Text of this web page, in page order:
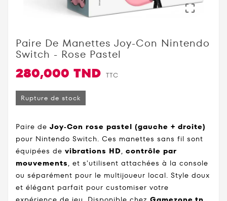

Paire De Manettes Joy-Con Nintendo
Switch - Rose Pastel
280,000 TND TTC
Rupture de stock
Paire de Joy‑Con rose pastel (gauche + droite)
pour Nintendo Switch. Ces manettes sans fil sont
équipées de vibrations HD, contrôle par
mouvements, et s'utilisent attachées à la console
ou séparément pour le multijoueur local. Style doux
et élégant parfait pour customiser votre